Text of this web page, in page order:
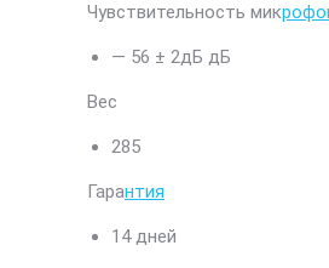
Чувствительность мик
— 56 ± 2дБ дБ
Вес
285
Гарантия
14 дней